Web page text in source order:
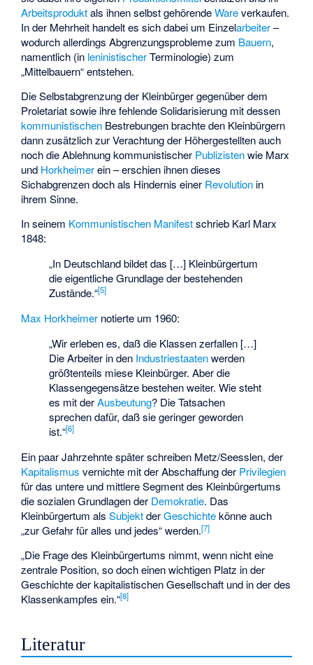
Arbeitsproduktals ihnen selbst gehörendeWareverkaufen.
In der Mehrheit handelt es sich dabei um Einzelarbeiter–
wodurch allerdings Abgrenzungsprobleme zum Bauern,
namentlich (in leninistischerTerminologie) zum
„Mittelbauern“ entstehen.
Die Selbstabgrenzung der Kleinbürger gegenüber dem
Proletariat sowie ihre fehlende Solidarisierung mit dessen
kommunistischen Bestrebungen brachte den Kleinbürgern
dann zusätzlich zur Verachtung der Höhergestellten auch
noch die Ablehnung kommunistischer Publizistenwie Marx
und Horkheimerein – erschien ihnen dieses
Sichabgrenzen doch als Hindernis einer Revolution in
ihrem Sinne.
In seinem Kommunistischen Manifestschrieb Karl Marx
1848:
„In Deutschland bildet das […] Kleinbürgertum
die eigentliche Grundlage der bestehenden
Zustände.“[5]
Max Horkheimer notierte um 1960:
„Wir erleben es, daß die Klassen zerfallen […]
Die Arbeiter in den Industriestaatenwerden
größtenteils miese Kleinbürger. Aber die
Klassengegensätze bestehen weiter. Wie steht
es mit derAusbeutung? Die Tatsachen
sprechen dafür, daß sie geringer geworden
ist.“[6]
Ein paar Jahrzehnte später schreiben Metz/Seesslen, der
Kapitalismus vernichte mit der Abschaffung der Privilegien
für das untere und mittlere Segment des Kleinbürgertums
die sozialen Grundlagen der Demokratie. Das
Kleinbürgertum alsSubjektderGeschichtekönne auch
„zur Gefahr für alles und jedes“ werden.[7]
„Die Frage des Kleinbürgertums nimmt, wenn nicht eine
zentrale Position, so doch einen wichtigen Platz in der
Geschichte der kapitalistischen Gesellschaft und in der des
Klassenkampfes ein.“[8]
Literatur